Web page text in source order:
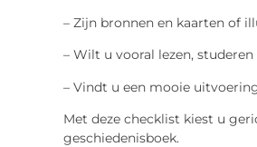
– Zijn bronnen en kaarten of
– Wilt u vooral lezen, studeren
– Vindt u een mooie
Met deze checklist kiest u
geschiedenisboek.